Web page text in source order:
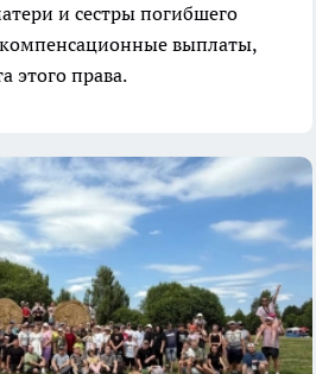
и сестры погибшего
выплаты,
этого права.